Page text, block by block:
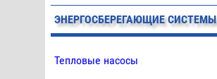
ЭНЕРГОСБЕРЕГАЮЩИЕ СИСТЕМЫ
Тепловые насосы